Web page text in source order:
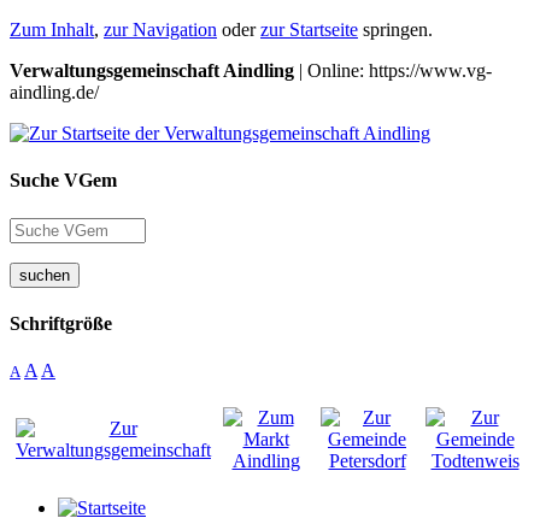
Zum Inhalt, zur Navigation oderzur Startseite springen.
Verwaltungsgemeinschaft Aindling | Online: https://www.vg-
aindling.de/
Suche VGem
suchen
Schriftgröße
A A A